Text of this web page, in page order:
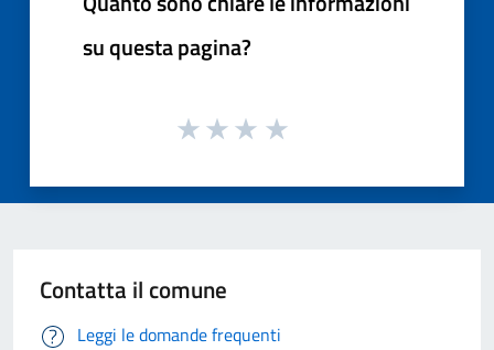
su questa pagina?
Contatta il comune
Leggi le domande frequenti